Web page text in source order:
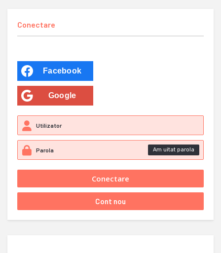
Conectare
Facebook
Google
Am uitat parola